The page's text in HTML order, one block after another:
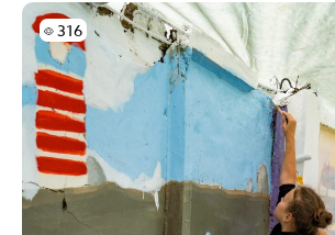
316
Skatījumi